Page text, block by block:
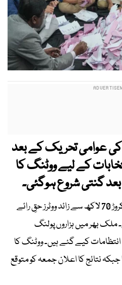
بنگلادیش میں 2024 کی عوامی تحریک کے بعد
کے لیے ووٹنگ کا
گنتی شروع ہوگئی۔
الیکشن کمیشن کے مطابق 12 کروڑ 70 لاکھ سے زائد ووٹرز حقِ رائے
بھر میں ہزاروں پولنگ
کیے گئے ہیں۔ ووٹنگ کا
نتائج کا اعلان جمعہ کو متوقع